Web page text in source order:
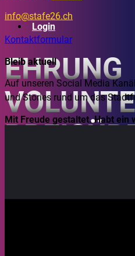
Login
EHRUNG
info@stafe26.ch
Kontaktformular
Bleib aktuell
Auf unseren Social Media
und Stories rund um das
Mit Freude gestaltet. Habt ein